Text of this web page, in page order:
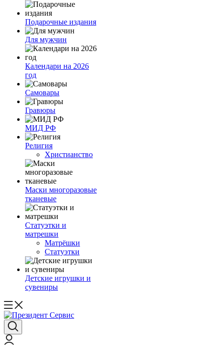
Подарочные издания
Для мужчин
Календари на 2026
год
Самовары
Гравюры
МИД РФ
Религия
Христианство
Маски многоразовые
тканевые
Статуэтки и
матрешки
Матрёшки
Статуэтки
Детские игрушки и
сувениры